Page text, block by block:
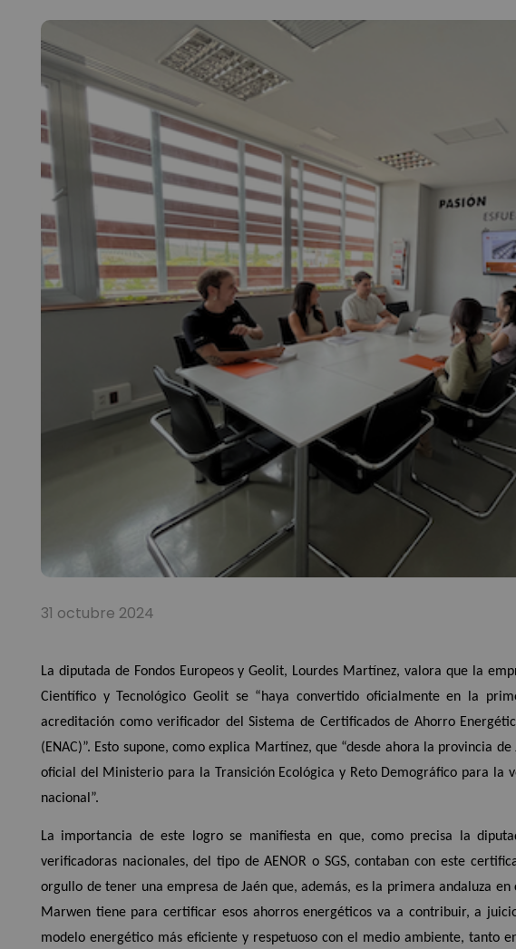
31 octubre 2024
La diputada de Fondos Europeos y Geolit, Lourdes Martínez, valora que la
Científico y Tecnológico Geolit se “haya convertido oficialmente en la
acreditación como verificador del Sistema de Certificados de Ahorro
(ENAC)”. Esto supone, como explica Martínez, que “desde ahora la provincia
oficial del Ministerio para la Transición Ecológica y Reto Demográfico para la
nacional”.
La importancia de este logro se manifiesta en que, como precisa la
verificadoras nacionales, del tipo de AENOR o SGS, contaban con este
orgullo de tener una empresa de Jaén que, además, es la primera andaluza
Marwen tiene para certificar esos ahorros energéticos va a contribuir, a
modelo energético más eficiente y respetuoso con el medio ambiente, tanto